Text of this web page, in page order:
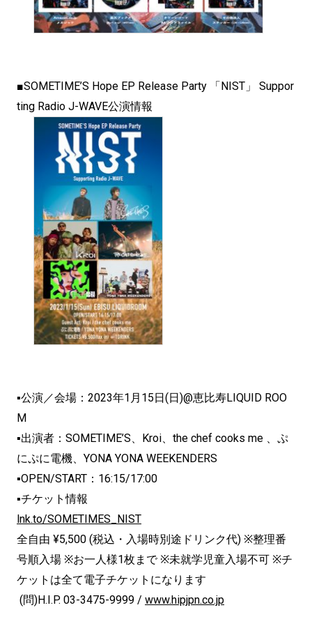
■SOMETIME’S Hope EP Release Party 「NIST」 Suppor
ting Radio J-WAVE公演情報
▪公演／会場：2023年1月15日(日)@恵比寿LIQUID ROO
M
▪出演者：SOMETIME’S、Kroi、the chef cooks me 、ぷ
にぷに電機、YONA YONA WEEKENDERS
▪OPEN/START：16:15/17:00
▪チケット情報
lnk.to/SOMETIMES_NIST
全自由 ¥5,500 (税込・入場時別途ドリンク代) ※整理番
号順入場 ※お一人様1枚まで ※未就学児童入場不可 ※チ
ケットは全て電子チケットになります
(問)H.I.P. 03-3475-9999 / www.hipjpn.co.jp